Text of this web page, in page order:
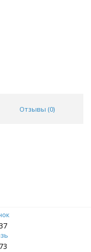
Отзывы (0)